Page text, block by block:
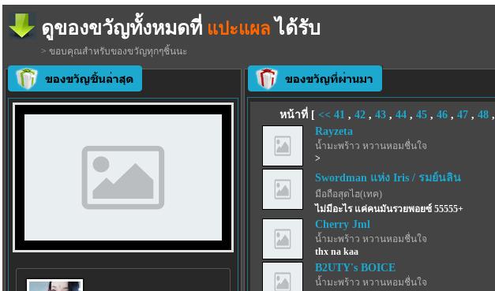
ดูของขวัญทั้งหมดที่ แปะแผล ได้รับ
> ขอบคุณสำหรับของขวัญทุกๆชิ้นนะ
หน้าที่ [ << 41 , 42, 43, 44, 45, 46, 47, 48,
Rayzeta
น้ำมะพร้าว หวานหอมชื่นใจ
>
Swordman แห่ง Iris / รมย์นลิน
มือถือสุดไฮ(เทค)
ไม่มีอะไร แค่คนมันรวยพอยซ์ 55555+
Cherry Jml
น้ำมะพร้าว หวานหอมชื่นใจ
thx na kaa
B2UTY's BOICE
น้ำมะพร้าว หวานหอมชื่นใจ